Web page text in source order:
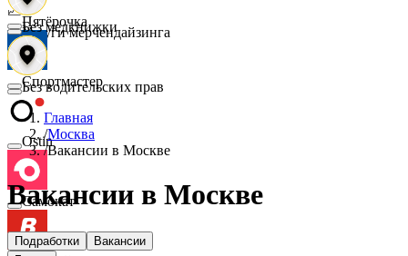
📈
Услуги мерчендайзинга
Пятёрочка
Спортмастер
Ostin
Самокат
Без медкнижки
Без водительских прав
Главная
/Москва
/Вакансии в Москве
Вакансии в Москве
Подработки
Вакансии